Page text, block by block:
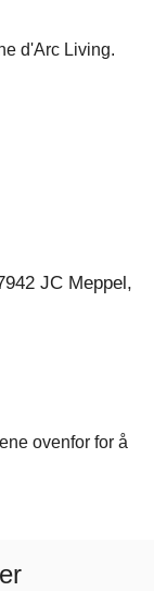
d'Arc Living.
JC Meppel,
ovenfor for å